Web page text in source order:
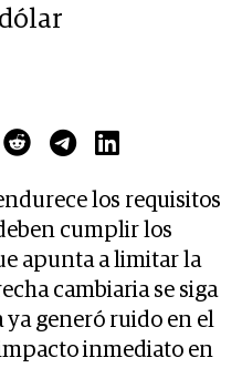
los requisitos
cumplir los
apunta a limitar la
cambiaria se siga
generó ruido en el
inmediato en